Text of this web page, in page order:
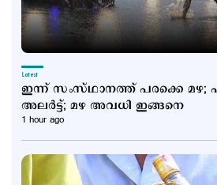
Latest
ഇന്ന് സംസ്ഥാനത്ത് പരക്കെ മഴ;
അലര്‍ട്ട്; മഴ അവധി ഇങ്ങനെ
1 hour ago